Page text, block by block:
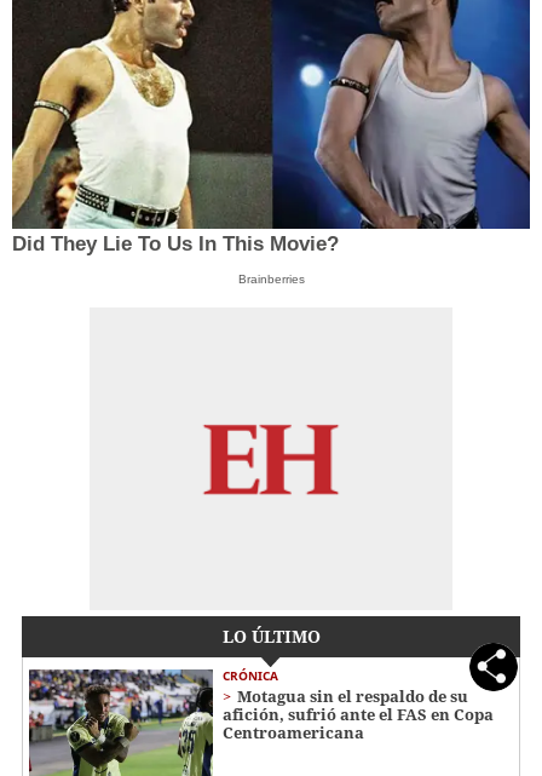
Did They Lie To Us In This Movie?
Brainberries
LO ÚLTIMO
CRÓNICA
Motagua sin el respaldo de su
afición, sufrió ante el FAS en Copa
Centroamericana